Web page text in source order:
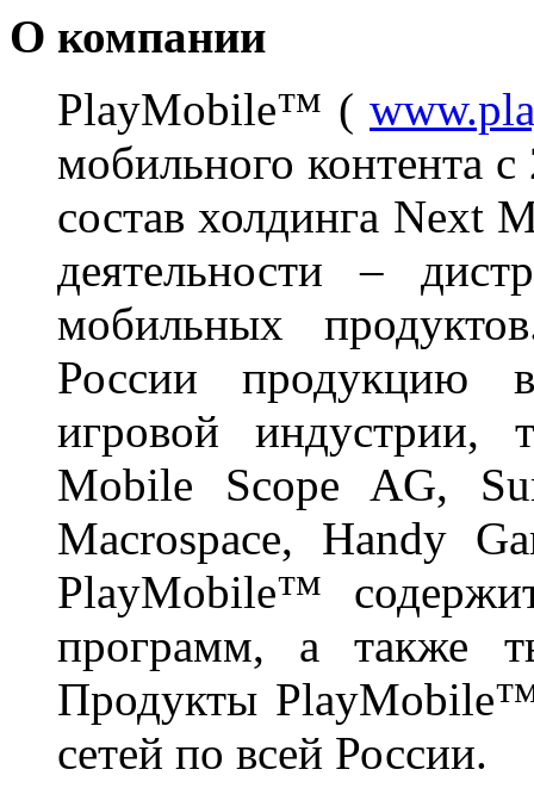
О компании
PlayMobile™ (
мобильного контента
состав холдинга Next
деятельности –
мобильных
России продукцию
игровой индустрии,
Mobile Scope AG,
Macrospace, Handy
PlayMobile™
программ, а также
Продукты
сетей по всей России.